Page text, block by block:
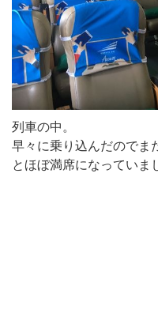
列車の中。
早々に乗り込んだのでま
とほぼ満席になっていま